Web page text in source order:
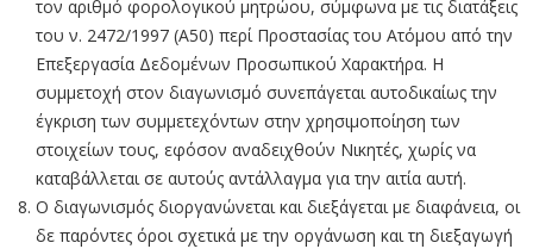
τον αριθμό φορολογικού μητρώου, σύμφωνα με τις διατάξεις
του ν. 2472/1997 (Α50) περί Προστασίας του Ατόμου από την
Επεξεργασία Δεδομένων Προσωπικού Χαρακτήρα. Η
συμμετοχή στον διαγωνισμό συνεπάγεται αυτοδικαίως την
έγκριση των συμμετεχόντων στην χρησιμοποίηση των
στοιχείων τους, εφόσον αναδειχθούν Νικητές, χωρίς να
καταβάλλεται σε αυτούς αντάλλαγμα για την αιτία αυτή.
Ο διαγωνισμός διοργανώνεται και διεξάγεται με διαφάνεια, οι
δε παρόντες όροι σχετικά με την οργάνωση και τη διεξαγωγή